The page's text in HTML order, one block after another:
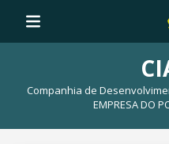
Companhia de
EMPRESA DO